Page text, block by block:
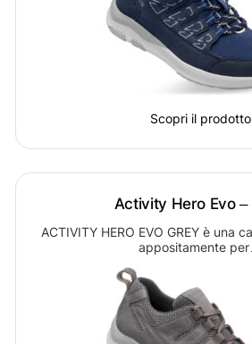
Scopri il prodotto
Activity Hero Evo –
ACTIVITY HERO EVO GREY è una
appositamente